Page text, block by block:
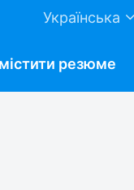
Українська
резюме